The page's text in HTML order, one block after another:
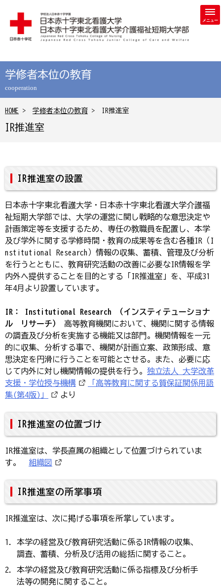
学校法人 日本赤十字学園 日本赤十字東北看護大学・日本赤
学修者本位の教育
cooperation
HOME > 学修者本位の教育 > IR推進室
IR推進室
IR推進室の設置
日本赤十字東北看護大学・日本赤十字東北看護大学介護福
祉短期大学部では、大学の運営に関し戦略的な意思決定や
計画策定等を支援するため、専任の教職員を配置し、本学
及び学外に関する学修時間・教育の成果等を含む各種IR（I
nstitutional Research）情報の収集、蓄積、管理及び分析
を行うとともに、教育研究活動の改善に必要なIR情報を学
内外へ提供することを目的とする「IR推進室」を、平成31
年4月より設置しています。
IR： Institutional Research （インスティテューショナ
ル リサーチ） 高等教育機関において、機関に関する情報
の調査及び分析を実施する機能又は部門。機関情報を一元
的に収集、分析する事で、機関が計画立案、政策形成、意
思決定を円滑に行うことを可能とさせる。また、必要に応
じて内外に対し機関情報の提供を行う。 独立法人 大学改革
支援・学位授与機構
「高等教育に関する質保証関係用語
集(第4版)」
より
IR推進室の位置づけ
IR推進室は、学長直属の組織として位置づけられていま
す。 → 組織図
IR推進室の所掌事項
IR推進室は、次に掲げる事項を所掌しています。
本学の経営及び教育研究活動に係るIR情報の収集、
調査、蓄積、分析及び活用の総括に関すること。
本学の経営及び教育研究活動に係る指標及び分析手
法等の開発に関すること。